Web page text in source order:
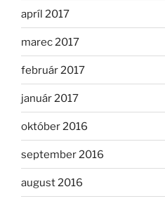
apríl 2017
marec 2017
február 2017
január 2017
október 2016
september 2016
august 2016